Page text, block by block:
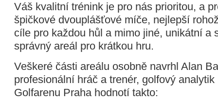
Váš kvalitní trénink je pro nás prioritou, a
špičkové dvouplášťové míče, nejlepší
cíle pro každou hůl a mimo jiné, unikátní a
správný areál pro krátkou hru.
Veškeré části areálu osobně navrhl Alan
profesionální hráč a trenér, golfový
Golfarenu Praha hodnotí takto: